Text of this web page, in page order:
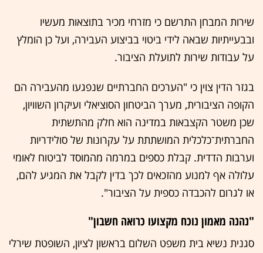
שירות המבחן התרשם כי מזרחי מכיר בתוצאות מעשיו
ובבעייתיות שבאה לידי ביטוי בביצוע העבירה, ועל כן הומלץ
על עבודות שירות לתועלת הציבור.
בגזר הדין צוין כי "הערכים החברתיים שנפגעו מהעבירה הם
הקופה הציבורית, מערך הביטחון הסוציאלי ועיקרון השוויון,
שכן משטר הקצבאות במדינה הוא חלק מהתשתית
החברתית־כלכלית המושתתת על עקרונות של סולידריות
וערבות הדדית. קבלת כספים במרמה מהמוסד לביטוח לאומי
עלולה אף למנוע מהזכאים לכך בדין לקבל את המגיע להם,
או לגרום להכבדה כספית על הציבור".
"נהנה מאמון נוכח מקצועו כרואה חשבון"
סגנית נשיא בית משפט השלום בראשון לציון, השופטת שירלי